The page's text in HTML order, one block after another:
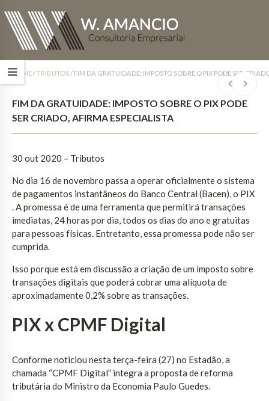
HOME/TRIBUTOS/ FIM DA GRATUIDADE: IMPOSTO SOBRE O PIX PODE SER
FIM DA GRATUIDADE: IMPOSTO SOBRE O PIX PODE
SER CRIADO, AFIRMA ESPECIALISTA
30 out 2020 – Tributos
No dia 16 de novembro passa a operar oficialmente o sistema
de pagamentos instantâneos do Banco Central (Bacen), o PIX
. A promessa é de uma ferramenta que permitirá transações
imediatas, 24 horas por dia, todos os dias do ano e gratuitas
para pessoas físicas. Entretanto, essa promessa pode não ser
cumprida.
Isso porque está em discussão a criação de um imposto sobre
transações digitais que poderá cobrar uma alíquota de
aproximadamente 0,2% sobre as transações.
PIX x CPMF Digital
Conforme noticiou nesta terça-feira (27) no Estadão, a
chamada “CPMF Digital” integra a proposta de reforma
tributária do Ministro da Economia Paulo Guedes.